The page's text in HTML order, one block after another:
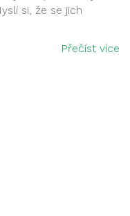
si, že se jich
Přečíst více